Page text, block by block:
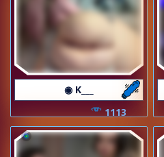
◉ K___
1113